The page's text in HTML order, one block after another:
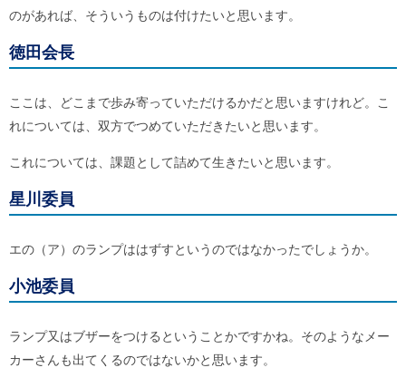
のがあれば、そういうものは付けたいと思います。
徳田会長
ここは、どこまで歩み寄っていただけるかだと思いますけれど。こ
れについては、双方でつめていただきたいと思います。
これについては、課題として詰めて生きたいと思います。
星川委員
エの（ア）のランプははずすというのではなかったでしょうか。
小池委員
ランプ又はブザーをつけるということかですかね。そのようなメー
カーさんも出てくるのではないかと思います。